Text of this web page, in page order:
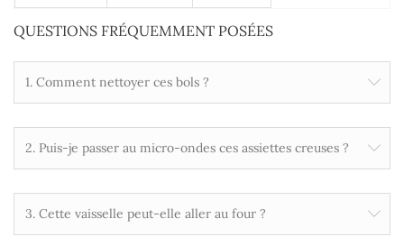
QUESTIONS FRÉQUEMMENT POSÉES
1. Comment nettoyer ces bols ?
2. Puis-je passer au micro-ondes ces assiettes creuses ?
3. Cette vaisselle peut-elle aller au four ?